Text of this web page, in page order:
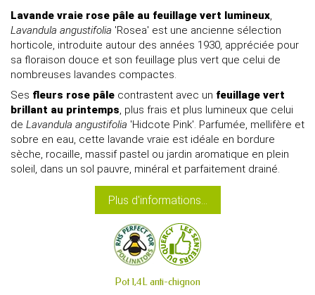
Lavande vraie rose pâle au feuillage vert lumineux,
Lavandula angustifolia 'Rosea' est une ancienne sélection
horticole, introduite autour des années 1930, appréciée pour
sa floraison douce et son feuillage plus vert que celui de
nombreuses lavandes compactes.
Ses fleurs rose pâle contrastent avec un feuillage vert
brillant au printemps, plus frais et plus lumineux que celui
de Lavandula angustifolia 'Hidcote Pink'. Parfumée, mellifère et
sobre en eau, cette lavande vraie est idéale en bordure
sèche, rocaille, massif pastel ou jardin aromatique en plein
soleil, dans un sol pauvre, minéral et parfaitement drainé.
Plus d'informations...
Pot 1,4L anti-chignon